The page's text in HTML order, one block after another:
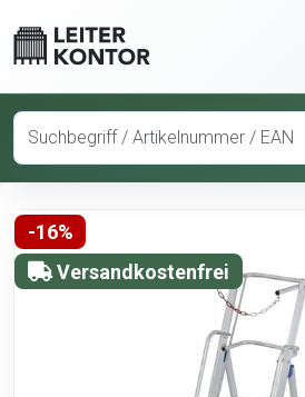
-16%
Versandkostenfrei